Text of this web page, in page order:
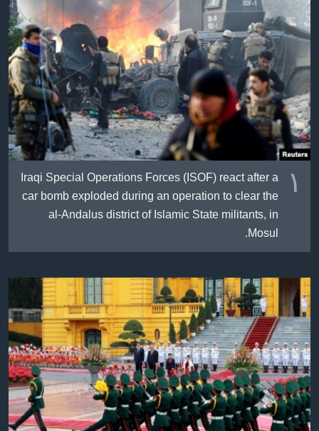
ژیان لە فەرهەنگدا
Learning English
FOLLOW US
زمانه‌کان
١ Iraqi Special Operations Forces (ISOF) react after a
car bomb exploded during an operation to clear the
al-Andalus district of Islamic State militants, in
Mosul.